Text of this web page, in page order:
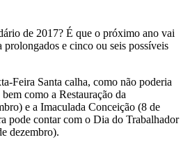
de 2017? É que o próximo ano vai
prolongados e cinco ou seis possíveis
Feira Santa calha, como não poderia
como a Restauração da
e a Imaculada Conceição (8 de
pode contar com o Dia do Trabalhador
dezembro).